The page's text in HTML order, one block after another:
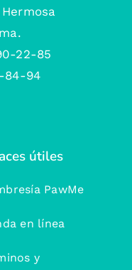
22-85
84-94
útiles
PawMe
en línea
y